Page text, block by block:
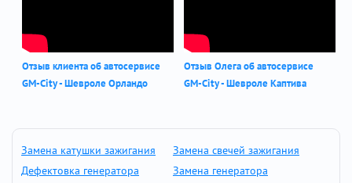
Отзыв клиента об автосервисе
GM-City - Шевроле Орландо
Отзыв Олега об автосервисе
GM-City - Шевроле Каптива
Замена катушки зажигания
Замена свечей зажигания
Дефектовка генератора
Замена генератора